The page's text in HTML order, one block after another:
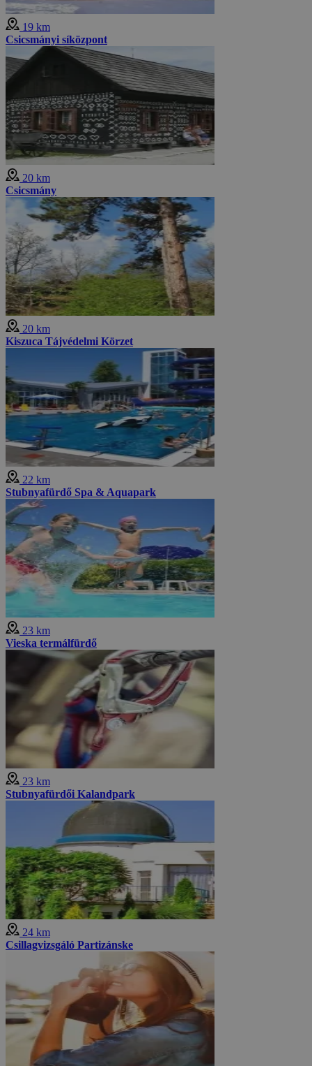
19 km
Csicsmányi síközpont
20 km
Csicsmány
20 km
Kiszuca Tájvédelmi Körzet
22 km
Stubnyafürdő Spa & Aquapark
23 km
Vieska termálfürdő
23 km
Stubnyafürdői Kalandpark
24 km
Csillagvizsgáló Partizánske